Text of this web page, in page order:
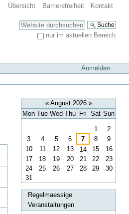
Übersicht Barrierefreiheit Kontakt
Website durchsuchen
nur im aktuellen Bereich
Anmelden
«August 2026 »
Mon Tue Wed Thu Fri Sat Sun
1
2
3
4 5 6 7 8
9
10
11 12 13 14 15
16
17
18 19 20 21 22
23
24
25 26 27 28 29
30
31
Regelmaessige
Veranstaltungen